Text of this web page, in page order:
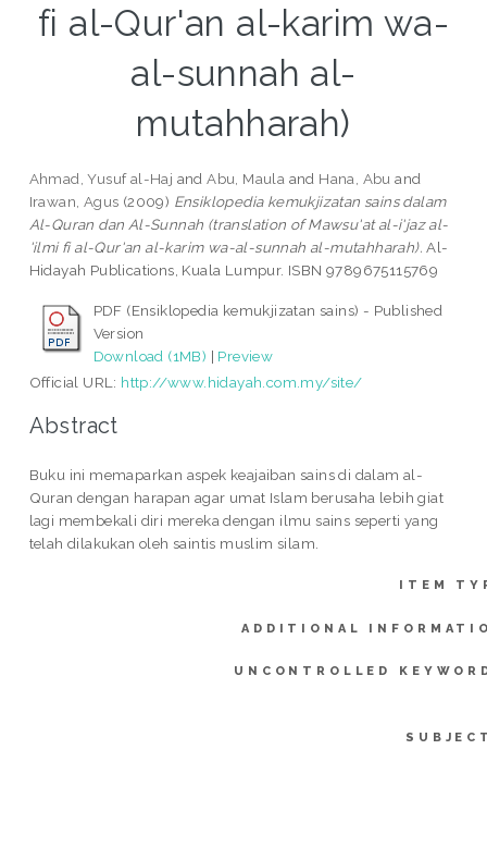
fi al-Qur'an al-karim wa-
al-sunnah al-
mutahharah)
Ahmad, Yusuf al-Haj andAbu, Maula and Hana, Abu and
Irawan, Agus (2009) Ensiklopedia kemukjizatan sains dalam
Al-Quran dan Al-Sunnah (translation of Mawsu'at al-i'jaz al-
'ilmi fi al-Qur'an al-karim wa-al-sunnah al-mutahharah). Al-
Hidayah Publications, Kuala Lumpur. ISBN 9789675115769
PDF (Ensiklopedia kemukjizatan sains) - Published
Version
Download (1MB) | Preview
Official URL: http://www.hidayah.com.my/site/
Abstract
Buku ini memaparkan aspek keajaiban sains di dalam al-
Quran dengan harapan agar umat Islam berusaha lebih giat
lagi membekali diri mereka dengan ilmu sains seperti yang
telah dilakukan oleh saintis muslim silam.
ITEM
ADDITIONAL
UNCONTROLLED